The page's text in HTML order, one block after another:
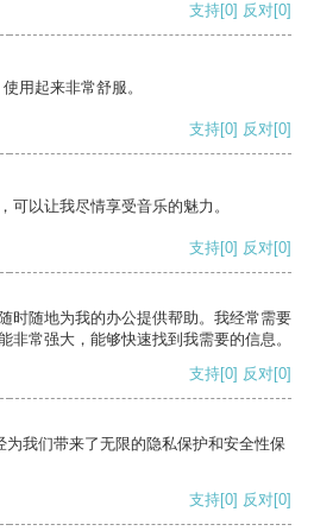
支持[0] 反对[0]
用起来非常舒服。
支持[0] 反对[0]
可以让我尽情享受音乐的魅力。
支持[0] 反对[0]
时随地为我的办公提供帮助。我经常需要
非常强大，能够快速找到我需要的信息。
支持[0] 反对[0]
我们带来了无限的隐私保护和安全性保
支持[0] 反对[0]